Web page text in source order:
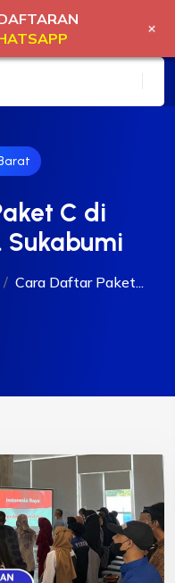
C di
Sukabumi
Cara Daftar Paket...
+